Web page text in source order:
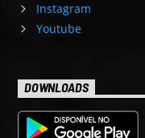
Instagram
Youtube
DOWNLOADS